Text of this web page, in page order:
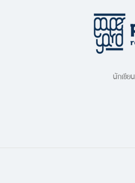
นักเขียน